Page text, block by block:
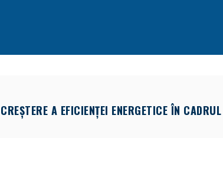
A EFICIENȚEI ENERGETICE ÎN